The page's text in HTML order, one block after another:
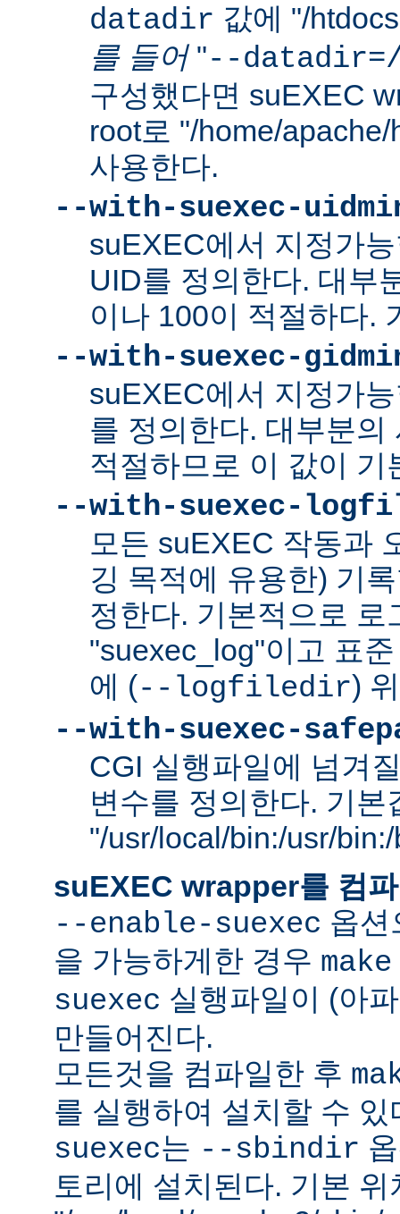
datadir 값에 "/
를 들어"--datadir=/
구성했다면 suEXEC
root로 "/home/
사용한다.
--with-suexec-
suEXEC에서 지정가
UID를 정의한다. 대부
이나 100이 적절하다.
--with-suexec-
suEXEC에서 지정가
를 정의한다. 대부분의
적절하므로 이 값이 기
--with-suexec-
모든 suEXEC 작동과
깅 목적에 유용한) 기
정한다. 기본적으로 로
"suexec_log"이고 표
에 (--logfiledir)
--with-suexec-
CGI 실행파일에 넘겨
변수를 정의한다. 기본
"/usr/local/bin:/usr/
suEXEC wrapper를 컴
--enable-suexec 옵션
을 가능하게한 경우 make
suexec 실행파일이 (아
만들어진다.
모든것을 컴파일한 후
를 실행하여 설치할 수
suexec는 --sbindir
토리에 설치된다. 기본 위